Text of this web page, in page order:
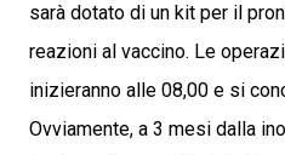
sarà dotato di un kit per il
reazioni al vaccino. Le
inizieranno alle 08,00 e si
Ovviamente, a 3 mesi dalla